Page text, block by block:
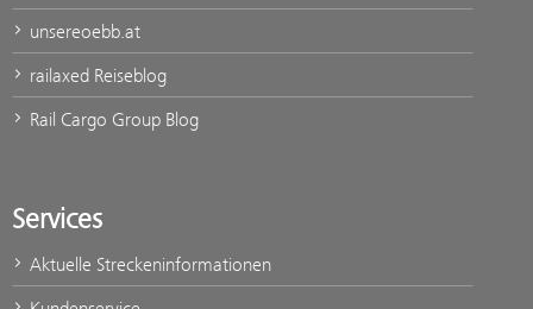
unsereoebb.at
railaxed Reiseblog
Rail Cargo Group Blog
Services
Aktuelle Streckeninformationen